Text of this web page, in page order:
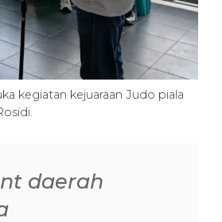
kegiatan kejuaraan Judo piala
daerah